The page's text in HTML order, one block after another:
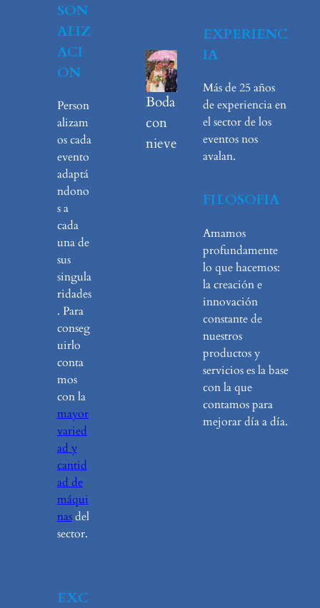
SON
ALIZ
ACI
ON
Person
alizam
os cada
evento
adaptá
ndono
s a
cada
una de
sus
singula
ridades
. Para
conseg
uirlo
conta
mos
con la
mayor
varied
ad y
cantid
ad de
máqui
nasdel
sector.
EXC
Boda
con
nieve
EXPERIENC
IA
Más de 25 años
de experiencia en
el sector de los
eventos nos
avalan.
FILOSOFIA
Amamos
profundamente
lo que hacemos:
la creación e
innovación
constante de
nuestros
productos y
servicios es la base
con la que
contamos para
mejorar día a día.